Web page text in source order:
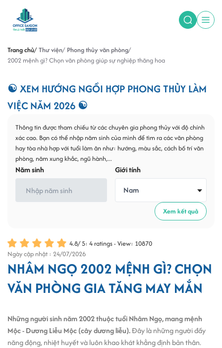
Trang chủ Thư viện Phong thủy văn phòng
2002 mệnh gì? Chọn văn phòng giúp sự nghiệp thăng hoa
☯ XEM HƯỚNG NGỒI HỢP PHONG THỦY LÀM
VIỆC NĂM 2026 ☯
Thông tin được tham chiếu từ các chuyên gia phong thủy với độ chính
xác cao. Bạn có thể nhập năm sinh của mình để tìm ra các văn phòng
hay tòa nhà hợp với tuổi làm ăn như: hướng, màu sắc, cách bố trí văn
phòng, năm xung khắc, ngũ hành,...
Năm sinh
Giới tính
Nam
Xem kết quả
4.8/5: 4 ratings - View: 10870
Ngày cập nhật : 24/07/2026
NHÂM NGỌ 2002 MỆNH GÌ? CHỌN
VĂN PHÒNG GIA TĂNG MAY MẮN
Những người sinh năm 2002 thuộc tuổi Nhâm Ngọ, mang mệnh
Mộc - Dương Liễu Mộc (cây dương liễu).Đây là những người đầy
năng động, nhiệt huyết và luôn khao khát khẳng định bản thân.